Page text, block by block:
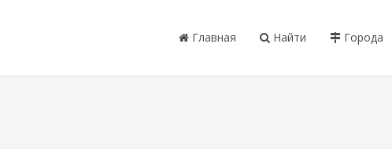
Главная Найти Города